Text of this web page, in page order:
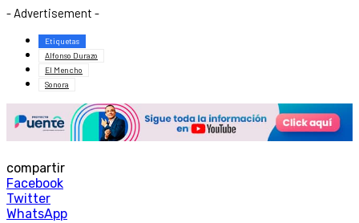
- Advertisement -
Etiquetas
Alfonso Durazo
El Mencho
Sonora
compartir
Facebook
Twitter
WhatsApp